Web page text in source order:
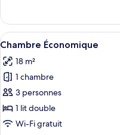
Family
Room
-5
guests-
Deluxe
le
type
de
Family
Room
-5
guests-
Deluxe
Afficher
toutes
les
photos
pour
ce
type
4
Chambre Économique
18 m²
1 chambre
3 personnes
1 lit double
Wi-Fi gratuit